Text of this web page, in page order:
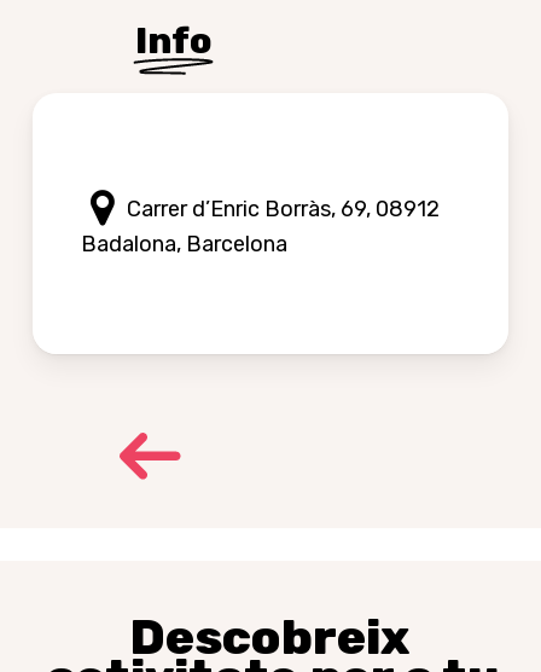
Info
Carrer d’Enric Borràs, 69, 08912
Badalona, Barcelona
Descobreix